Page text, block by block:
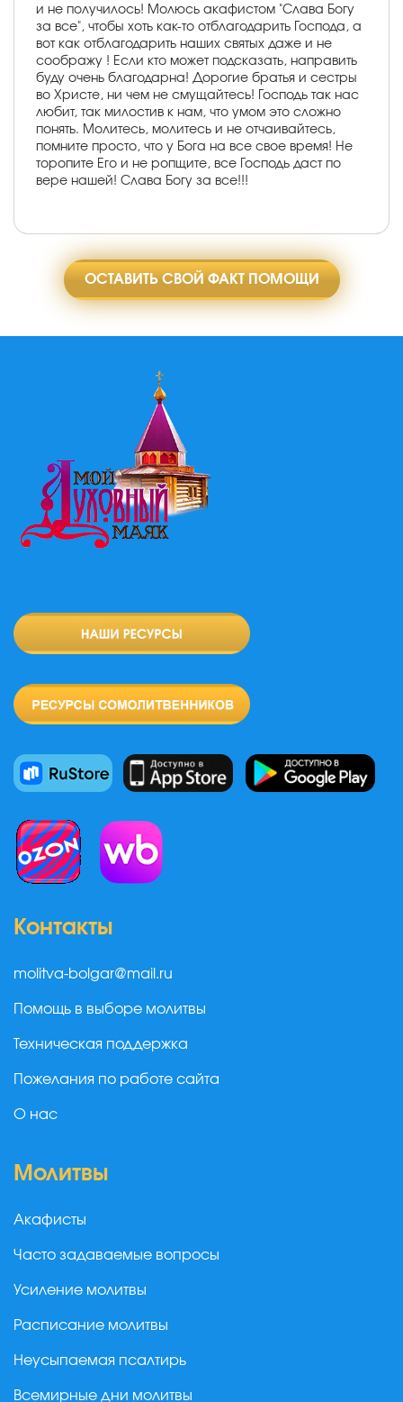
и не получилось! Молюсь акафистом "Слава Богу
за все", чтобы хоть как-то отблагодарить Господа, а
вот как отблагодарить наших святых даже и не
соображу ! Если кто может подсказать, направить
буду очень благодарна! Дорогие братья и сестры
во Христе, ни чем не смущайтесь! Господь так нас
любит, так милостив к нам, что умом это сложно
понять. Молитесь, молитесь и не отчаивайтесь,
помните просто, что у Бога на все свое время! Не
торопите Его и не ропщите, все Господь даст по
вере нашей! Слава Богу за все!!!
ОСТАВИТЬ СВОЙ ФАКТ ПОМОЩИ
Контакты
molitva-bolgar@mail.ru
Помощь в выборе молитвы
Техническая поддержка
Пожелания по работе сайта
О нас
Молитвы
Акафисты
Часто задаваемые вопросы
Усиление молитвы
Расписание молитвы
Неусыпаемая псалтирь
Всемирные дни молитвы